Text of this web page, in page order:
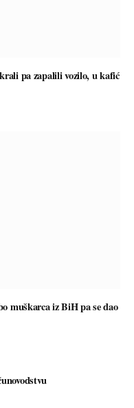
pa zapalili vozilo, u kafić
muškarca iz BiH pa se dao